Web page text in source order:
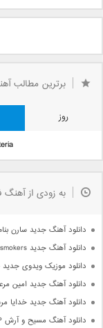
برترین مطالب
روز
به زودی از آهنگ
دانلود آهنگ جدید سارن
دانلود آهنگ جدید The Chainsmokers و Emily Warren بنام Side Effects
دانلود موزیک ویدوی
دانلود آهنگ جدید امین
دانلود آهنگ جدید خدایا
دانلود آهنگ مسیح و آرش AP به نام خیلی دلم تنگه